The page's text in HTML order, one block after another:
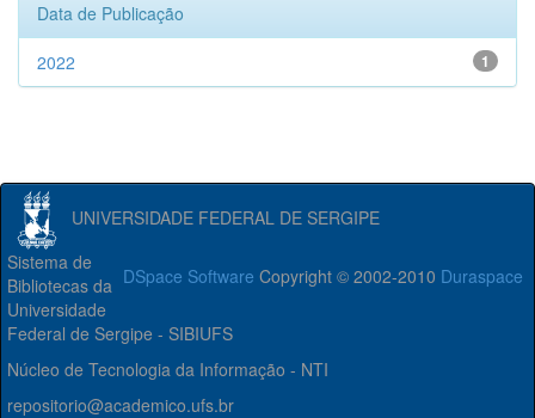
Data de Publicação
1
2022
UNIVERSIDADE FEDERAL DE SERGIPE
DSpace Software Copyright © 2002-2010 Duraspace
Sistema de
Bibliotecas da
Universidade
Federal de Sergipe - SIBIUFS
Núcleo de Tecnologia da Informação - NTI
repositorio@academico.ufs.br